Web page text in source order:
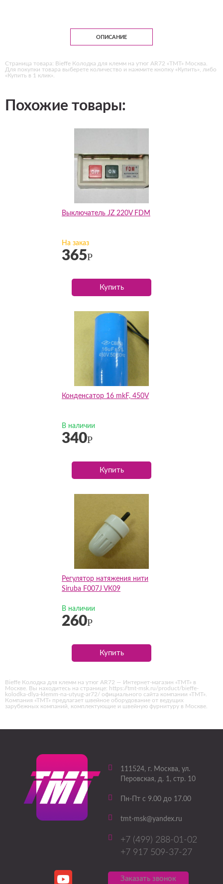
ОПИСАНИЕ
Страница товара: Bieffe Колодка для клемм на утюг AR72 «ТМТ» Москва.
Для покупки товара выберете количество и нажмите кнопку «Купить», либо
«Купить в 1 клик».
Похожие товары:
Выключатель JZ 220V FDM
На заказ
365Р
Купить
Конденсатор 16 mkF, 450V
В наличии
340Р
Купить
Регулятор натяжения нити
Siruba F007J VK09
В наличии
260Р
Купить
Bieffe Колодка для клемм на утюг AR72 — Интернет-магазин «ТМТ» в
Москве. Вы находитесь на странице: https://tmt-msk.ru/product/bieffe-
kolodka-dlya-klemm-na-utyug-ar72/ официального сайта компании «ТМТ».
Компания «ТМТ» предлагает швейное оборудование от ведущих
зарубежных компаний, комплектующие и швейную фурнитуру в Москве.
111524, г. Москва, ул.
Перовская, д. 1, стр. 10
Пн-Пт с 9.00 до 17.00
tmt-msk@yandex.ru
+7 (499) 288-01-02
+7 917 509-37-27
Заказать звонок